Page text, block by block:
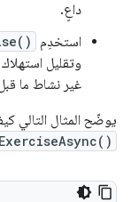
داعٍ.
استخدِم
وتقليل
غير نشاط ما
يوضّح المثال التالي